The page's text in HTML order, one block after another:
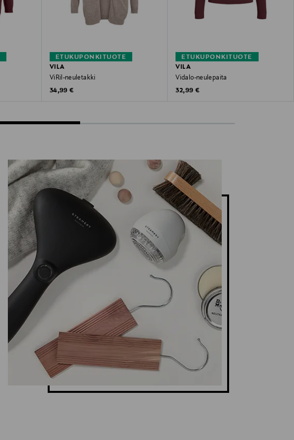
ETUKUPONKITUOTE
VILA
ViRil-neuletakki
Original Price
34,99 €
ETUKUPONKITUOTE
VILA
Vidalo-neulepaita
Original Price
32,99 €